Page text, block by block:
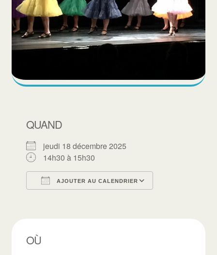
QUAND
jeudi 18 décembre 2025
14h30 à 15h30
AJOUTER AU CALENDRIER
OÙ